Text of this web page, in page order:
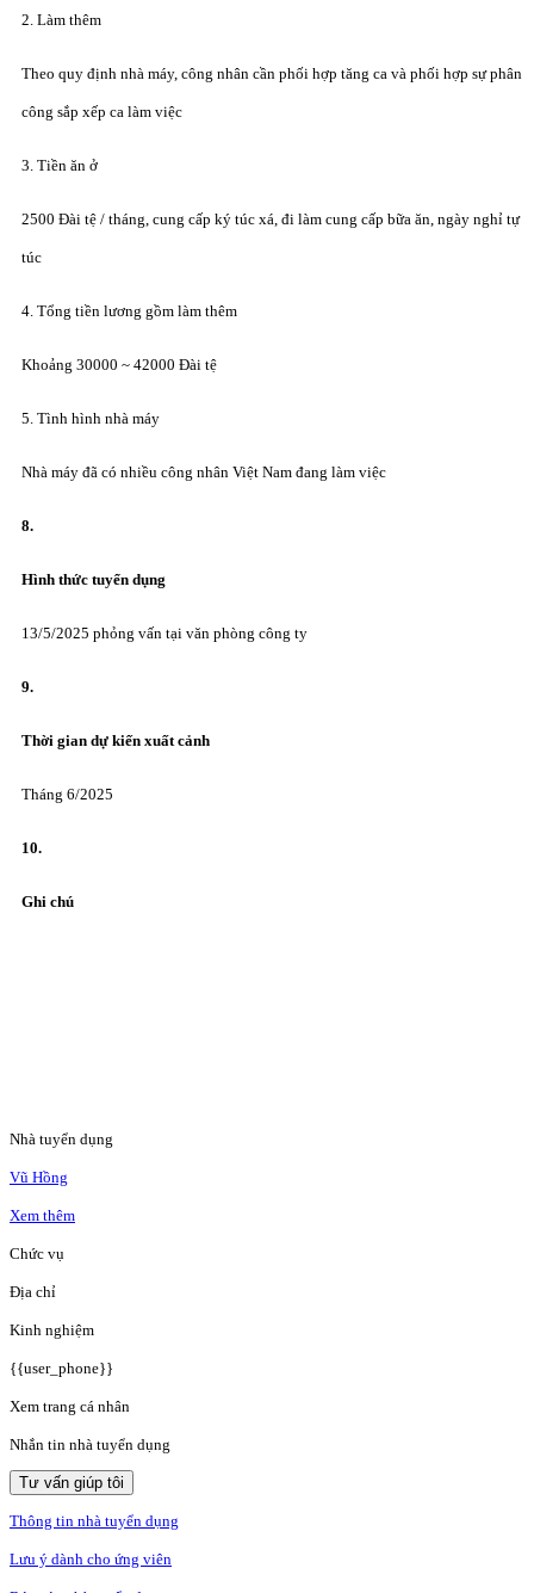
2. Làm thêm
Theo quy định nhà máy, công nhân cần phối hợp tăng ca và phối hợp sự phân
công sắp xếp ca làm việc
3. Tiền ăn ở
2500 Đài tệ / tháng, cung cấp ký túc xá, đi làm cung cấp bữa ăn, ngày nghỉ tự
túc
4. Tổng tiền lương gồm làm thêm
Khoảng 30000 ~ 42000 Đài tệ
5. Tình hình nhà máy
Nhà máy đã có nhiều công nhân Việt Nam đang làm việc
8.
Hình thức tuyển dụng
13/5/2025 phỏng vấn tại văn phòng công ty
9.
Thời gian dự kiến xuất cảnh
Tháng 6/2025
10.
Ghi chú
Nhà tuyển dụng
Vũ Hồng
Xem thêm
Chức vụ
Địa chỉ
Kinh nghiệm
{{user_phone}}
Xem trang cá nhân
Nhắn tin nhà tuyển dụng
Tư vấn giúp tôi
Thông tin nhà tuyển dụng
Lưu ý dành cho ứng viên